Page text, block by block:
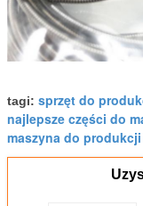
tagi: sprzęt do
najlepsze części do
maszyna do